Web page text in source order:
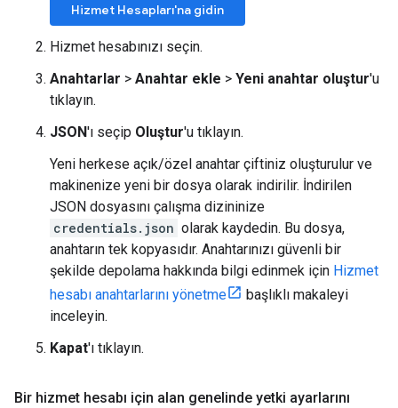
Hizmet Hesapları'na gidin
Hizmet hesabınızı seçin.
Anahtarlar > Anahtar ekle > Yeni anahtar oluştur'u
tıklayın.
JSON'ı seçip Oluştur'u tıklayın.
Yeni herkese açık/özel anahtar çiftiniz oluşturulur ve
makinenize yeni bir dosya olarak indirilir. İndirilen
JSON dosyasını çalışma dizininize
credentials.json olarak kaydedin. Bu dosya,
anahtarın tek kopyasıdır. Anahtarınızı güvenli bir
şekilde depolama hakkında bilgi edinmek için Hizmet
hesabı anahtarlarını yönetme
başlıklı makaleyi
inceleyin.
Kapat'ı tıklayın.
Bir hizmet hesabı için alan genelinde yetki ayarlarını